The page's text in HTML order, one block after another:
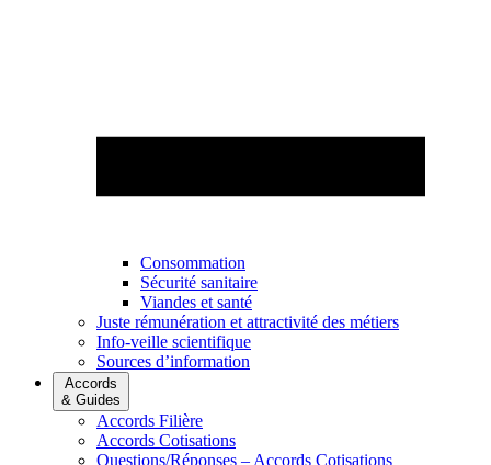
Consommation
Sécurité sanitaire
Viandes et santé
Juste rémunération et attractivité des métiers
Info-veille scientifique
Sources d’information
Accords
& Guides
Accords Filière
Accords Cotisations
Questions/Réponses – Accords Cotisations